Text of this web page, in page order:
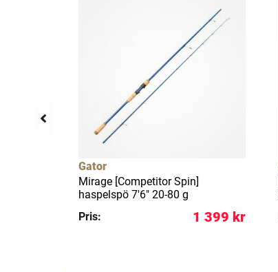
Gator
Mirage [Competitor Spin]
haspelspö 7'6" 20-80 g
Pris:
1 399 kr